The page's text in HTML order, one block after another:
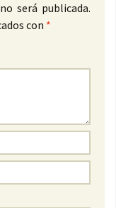
será publicada.
con *